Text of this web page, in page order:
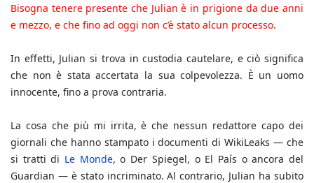
Bisogna tenere presente che Julian è in prigione da due anni
e mezzo, e che fino ad oggi non c’è stato alcun processo.
In effetti, Julian si trova in custodia cautelare, e ciò significa
che non è stata accertata la sua colpevolezza. È un uomo
innocente, fino a prova contraria.
La cosa che più mi irrita, è che nessun redattore capo dei
giornali che hanno stampato i documenti di WikiLeaks — che
si tratti di Le Monde, o Der Spiegel, o El País o ancora del
Guardian — è stato incriminato. Al contrario, Julian ha subito